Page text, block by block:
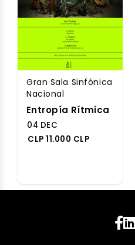
Gran Sala Sinfónica
Nacional
Entropía Rítmica
04 DEC
CLP 11.000 CLP